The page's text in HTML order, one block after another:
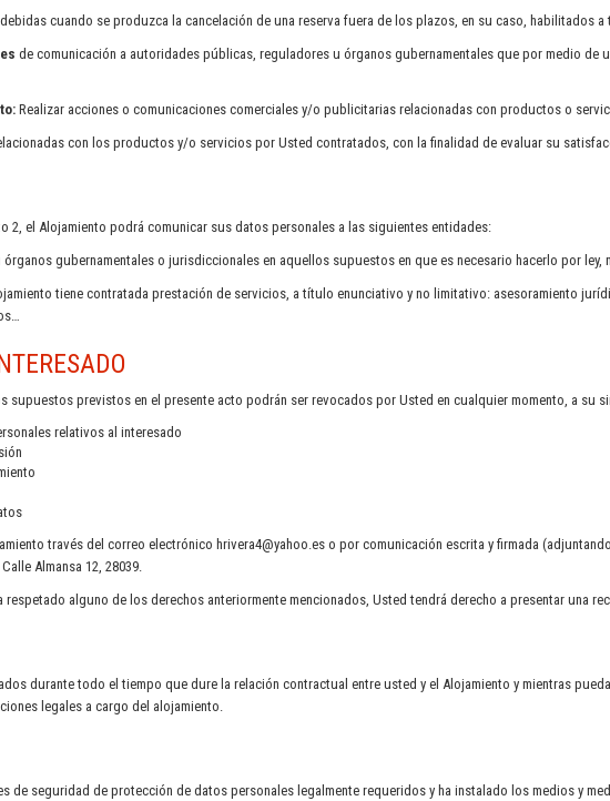
cuando se produzca la cancelación de una reserva fuera de los plazos, en su caso, habilitados a
de comunicación a autoridades públicas, reguladores u órganos gubernamentales que por medio de
Realizar acciones o comunicaciones comerciales y/o publicitarias relacionadas con productos o
con los productos y/o servicios por Usted contratados, con la finalidad de evaluar su
2, el Alojamiento podrá comunicar sus datos personales a las siguientes entidades:
gubernamentales o jurisdiccionales en aquellos supuestos en que es necesario hacerlo por
tiene contratada prestación de servicios, a título enunciativo y no limitativo: asesoramiento
supuestos previstos en el presente acto podrán ser revocados por Usted en cualquier momento, a su
relativos al interesado
través del correo electrónico hrivera4@yahoo.es o por comunicación escrita y firmada
Almansa 12, 28039.
alguno de los derechos anteriormente mencionados, Usted tendrá derecho a presentar una
durante todo el tiempo que dure la relación contractual entre usted y el Alojamiento y mientras
legales a cargo del alojamiento.
de seguridad de protección de datos personales legalmente requeridos y ha instalado los medios y